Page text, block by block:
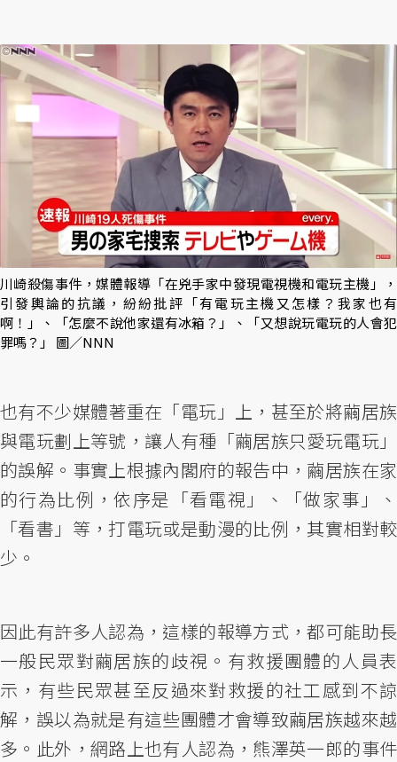
川崎殺傷事件，媒體報導「在兇手家中發現電視機和電玩主機」，
引發輿論的抗議，紛紛批評「有電玩主機又怎樣？我家也有
啊！」、「怎麼不說他家還有冰箱？」、「又想說玩電玩的人會犯
罪嗎？」 圖／NNN
也有不少媒體著重在「電玩」上，甚至於將繭居族
與電玩劃上等號，讓人有種「繭居族只愛玩電玩」
的誤解。事實上根據內閣府的報告中，繭居族在家
的行為比例，依序是「看電視」、「做家事」、
「看書」等，打電玩或是動漫的比例，其實相對較
少。
因此有許多人認為，這樣的報導方式，都可能助長
一般民眾對繭居族的歧視。有救援團體的人員表
示，有些民眾甚至反過來對救援的社工感到不諒
解，誤以為就是有這些團體才會導致繭居族越來越
多。此外，網路上也有人認為，熊澤英一郎的事件